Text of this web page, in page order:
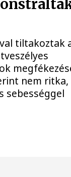
tiltakoztak
nem ritka,
sebességgel